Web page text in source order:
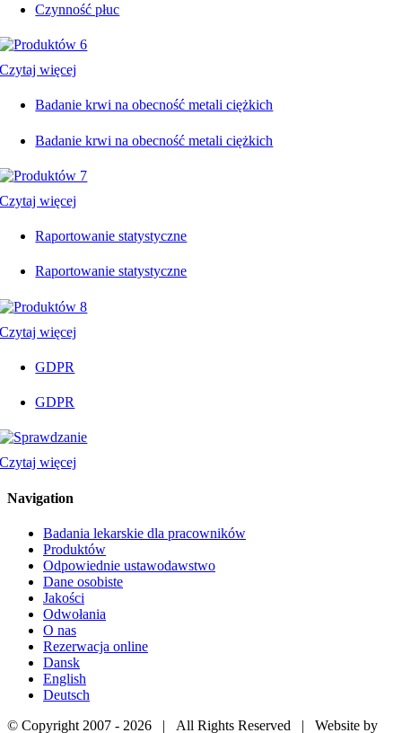
Czynność płuc
Czytaj więcej
Badanie krwi na obecność metali ciężkich
Badanie krwi na obecność metali ciężkich
Czytaj więcej
Raportowanie statystyczne
Raportowanie statystyczne
Czytaj więcej
GDPR
GDPR
Czytaj więcej
Navigation
Badania lekarskie dla pracowników
Produktów
Odpowiednie ustawodawstwo
Dane osobiste
Jakości
Odwołania
O nas
Rezerwacja online
Dansk
English
Deutsch
© Copyright 2007 - 2026 | All Rights Reserved | Website by